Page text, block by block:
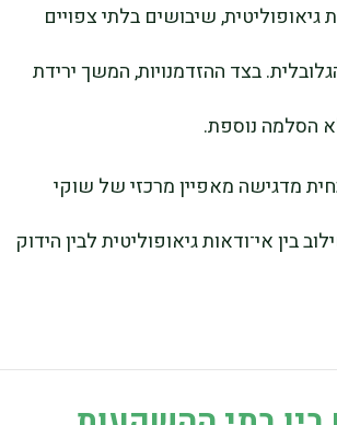
שיבושים בלתי צפויים
בצד ההזדמנויות, המשך ירידת
הסלמה נוספת.
מדגישה מאפיין מרכזי של שוקי
בין אי־ודאות גיאופוליטית לבין הידוק